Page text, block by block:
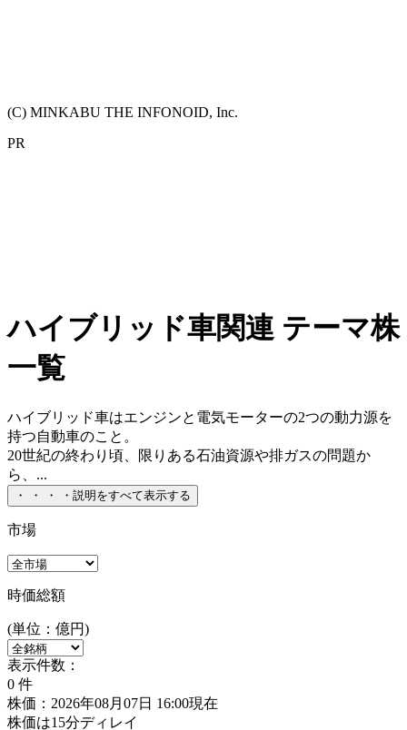
(C) MINKABU THE INFONOID, Inc.
PR
ハイブリッド車関連 テーマ株
一覧
ハイブリッド車はエンジンと電気モーターの2つの動力源を
持つ自動車のこと。
20世紀の終わり頃、限りある石油資源や排ガスの問題か
ら、...
・ ・ ・ ・ 説明をすべて表示する
市場
時価総額
(単位：億円)
表示件数：
0 件
株価：2026年08月07日 16:00現在
株価は15分ディレイ